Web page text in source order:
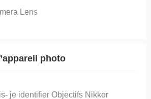
Lens
photo
je identifier Objectifs Nikkor